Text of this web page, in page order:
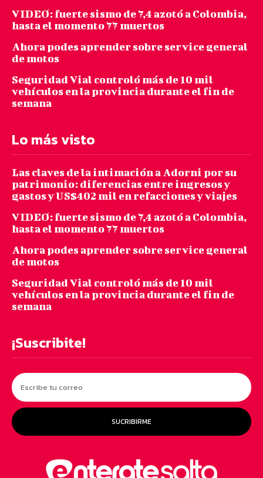
VIDEO: fuerte sismo de 7,4 azotó a Colombia,
hasta el momento 77 muertos
Ahora podes aprender sobre service general
de motos
Seguridad Vial controló más de 10 mil
vehículos en la provincia durante el fin de
semana
Lo más visto
Las claves de la intimación a Adorni por su
patrimonio: diferencias entre ingresos y
gastos y US$402 mil en refacciones y viajes
VIDEO: fuerte sismo de 7,4 azotó a Colombia,
hasta el momento 77 muertos
Ahora podes aprender sobre service general
de motos
Seguridad Vial controló más de 10 mil
vehículos en la provincia durante el fin de
semana
¡Suscribite!
SUCRIBIRME